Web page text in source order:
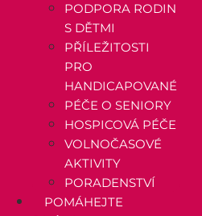
PODPORA RODIN
S DĚTMI
PŘÍLEŽITOSTI
PRO
HANDICAPOVANÉ
PÉČE O SENIORY
HOSPICOVÁ PÉČE
VOLNOČASOVÉ
AKTIVITY
PORADENSTVÍ
POMÁHEJTE